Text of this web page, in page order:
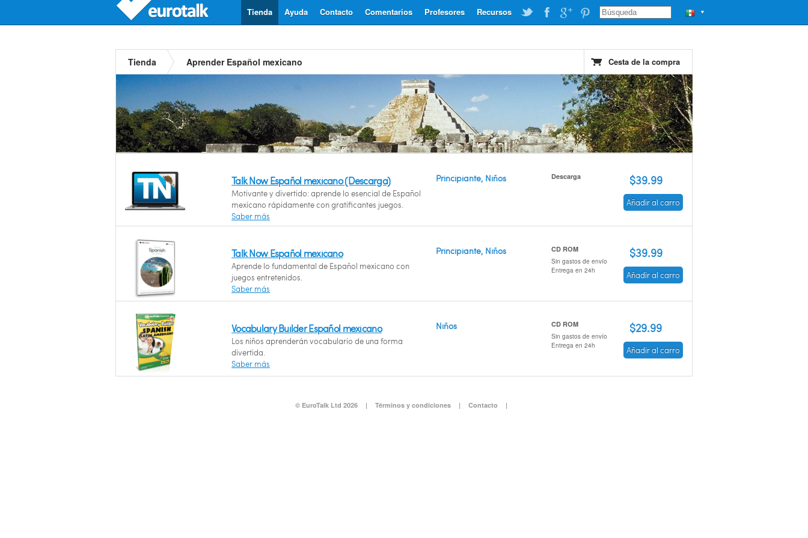
▼
Recursos
Profesores
Comentarios
Contacto
Ayuda
Tienda
Tienda Aprender Español mexicano Cesta de la compra
Talk Now Español mexicano (Descarga)
Motivante y divertido: aprende lo esencial de Español
mexicano rápidamente con gratificantes juegos.
Saber más
Principiante, Niños Descarga $39.99
Añadir al carro
Talk Now Español mexicano
Aprende lo fundamental de Español mexicano con
juegos entretenidos.
Saber más
Principiante, Niños CD ROM
Sin gastos de envío
Entrega en 24h
$39.99
Añadir al carro
Vocabulary Builder Español mexicano
Los niños aprenderán vocabulario de una forma
divertida.
Saber más
Niños CD ROM
Sin gastos de envío
Entrega en 24h
$29.99
Añadir al carro
© EuroTalk Ltd 2026 | Términos y condiciones | Contacto |